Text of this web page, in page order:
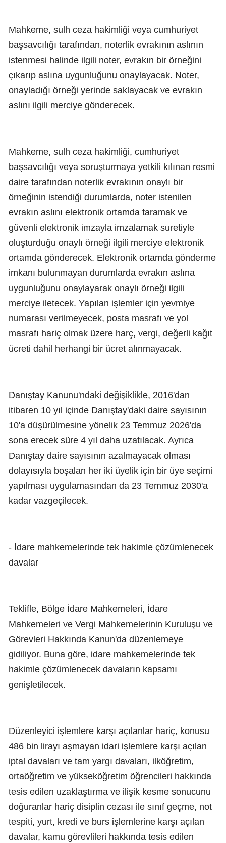
Mahkeme, sulh ceza hakimliği veya cumhuriyet
başsavcılığı tarafından, noterlik evrakının aslının
istenmesi halinde ilgili noter, evrakın bir örneğini
çıkarıp aslına uygunluğunu onaylayacak. Noter,
onayladığı örneği yerinde saklayacak ve evrakın
aslını ilgili merciye gönderecek.
Mahkeme, sulh ceza hakimliği, cumhuriyet
başsavcılığı veya soruşturmaya yetkili kılınan resmi
daire tarafından noterlik evrakının onaylı bir
örneğinin istendiği durumlarda, noter istenilen
evrakın aslını elektronik ortamda taramak ve
güvenli elektronik imzayla imzalamak suretiyle
oluşturduğu onaylı örneği ilgili merciye elektronik
ortamda gönderecek. Elektronik ortamda gönderme
imkanı bulunmayan durumlarda evrakın aslına
uygunluğunu onaylayarak onaylı örneği ilgili
merciye iletecek. Yapılan işlemler için yevmiye
numarası verilmeyecek, posta masrafı ve yol
masrafı hariç olmak üzere harç, vergi, değerli kağıt
ücreti dahil herhangi bir ücret alınmayacak.
Danıştay Kanunu'ndaki değişiklikle, 2016'dan
itibaren 10 yıl içinde Danıştay'daki daire sayısının
10'a düşürülmesine yönelik 23 Temmuz 2026'da
sona erecek süre 4 yıl daha uzatılacak. Ayrıca
Danıştay daire sayısının azalmayacak olması
dolayısıyla boşalan her iki üyelik için bir üye seçimi
yapılması uygulamasından da 23 Temmuz 2030'a
kadar vazgeçilecek.
- İdare mahkemelerinde tek hakimle çözümlenecek
davalar
Teklifle, Bölge İdare Mahkemeleri, İdare
Mahkemeleri ve Vergi Mahkemelerinin Kuruluşu ve
Görevleri Hakkında Kanun'da düzenlemeye
gidiliyor. Buna göre, idare mahkemelerinde tek
hakimle çözümlenecek davaların kapsamı
genişletilecek.
Düzenleyici işlemlere karşı açılanlar hariç, konusu
486 bin lirayı aşmayan idari işlemlere karşı açılan
iptal davaları ve tam yargı davaları, ilköğretim,
ortaöğretim ve yükseköğretim öğrencileri hakkında
tesis edilen uzaklaştırma ve ilişik kesme sonucunu
doğuranlar hariç disiplin cezası ile sınıf geçme, not
tespiti, yurt, kredi ve burs işlemlerine karşı açılan
davalar, kamu görevlileri hakkında tesis edilen